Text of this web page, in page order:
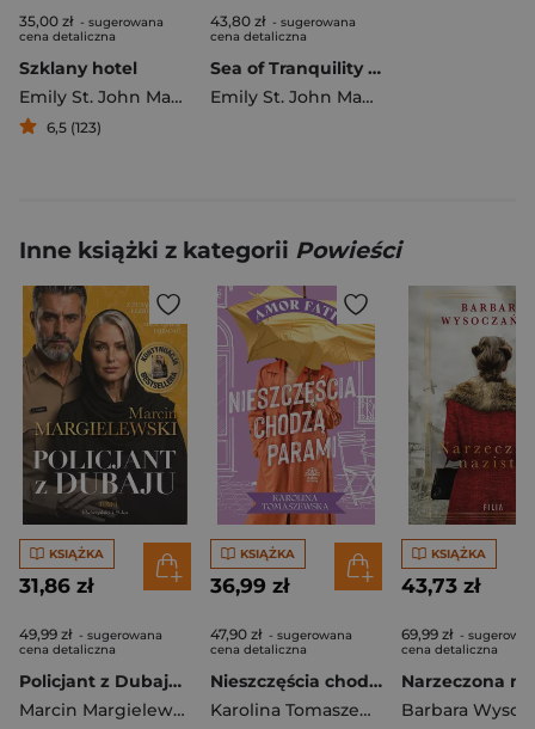
35,00 zł - sugerowana
cena detaliczna
Szklany hotel
Emily St. John Mandel
6,5 (123)
43,80 zł - sugerowana
cena detaliczna
Sea of Tranquility w.ukraińska
Emily St. John Mandel
Inne książki z kategorii Powieści
KSIĄŻKA
31,86 zł
49,99 zł - sugerowana
cena detaliczna
Policjant z Dubaju. Tom 2
Marcin Margielewski
KSIĄŻKA
36,99 zł
47,90 zł - sugerowana
cena detaliczna
Nieszczęścia chodzą parami. Amor fati. Tom 3
Karolina Tomaszewska
KSIĄŻKA
43,73 zł
69,99 zł -
cena detaliczna